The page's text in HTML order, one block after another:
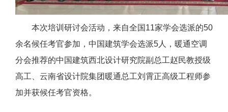
本次培训研讨会活动，来自全国11家学会选派的50
余名候任考官参加，中国建筑学会选派5人，暖通空调
分会推荐的中国建筑西北设计研究院副总工赵民教授级
高工、云南省设计院集团暖通总工刘霄正高级工程师参
加并获候任考官资格。